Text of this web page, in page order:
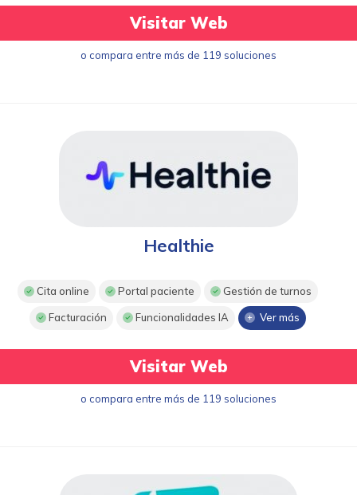
Visitar Web
o compara entre más de 119 soluciones
Healthie
Cita online Portal paciente Gestión de turnos
Facturación Funcionalidades IA Ver más
Visitar Web
o compara entre más de 119 soluciones